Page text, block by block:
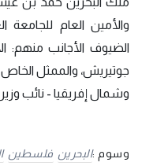
والأمين العام
الضيوف الأجانب منهم:
جوتيريش، والممثل
وشمال إفريقيا - نائب
وسوم :البحرين فلسطين